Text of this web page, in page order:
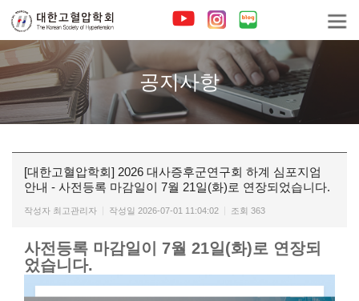
공지사항
[대한고혈압학회] 2026 대사증후군연구회 하계 심포지엄
안내 - 사전등록 마감일이 7월 21일(화)로 연장되었습니다.
작성자 최고관리자 작성일 2026-07-01 11:04:02 조회 363
사전등록 마감일이 7월 21일(화)로 연장되
었습니다.